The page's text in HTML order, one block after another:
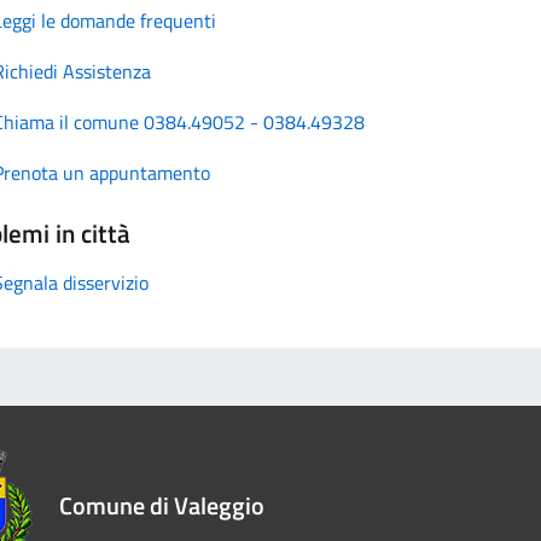
le domande frequenti
Assistenza
il comune 0384.49052 - 0384.49328
un appuntamento
in città
disservizio
Comune di Valeggio